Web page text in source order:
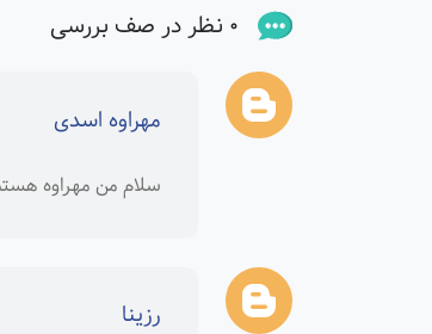
0 نظر در صف بررسی
مهراوه اسدی
سلام من مهراوه
رزینا